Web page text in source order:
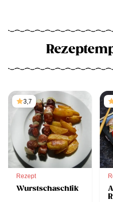
3,7
Rezept
Wurstschaschlik